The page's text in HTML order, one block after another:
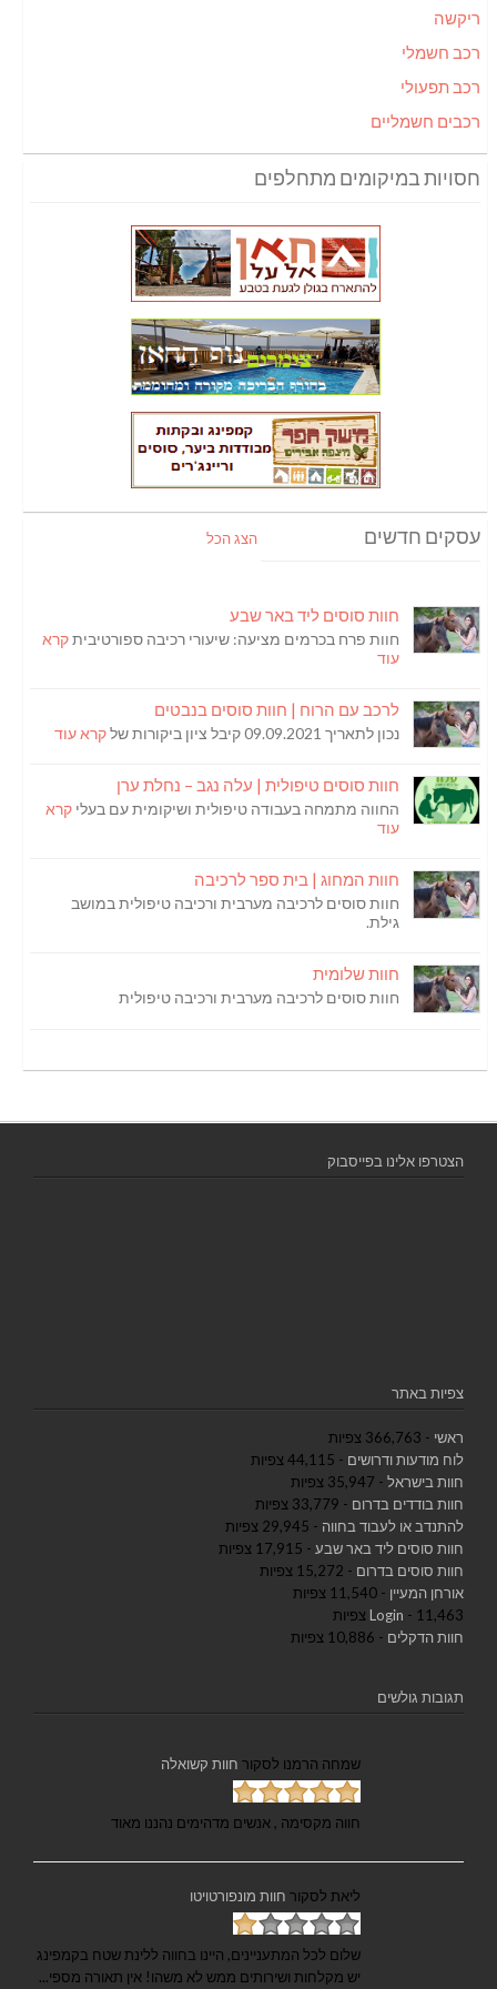
ריקשה
רכב חשמלי
רכב תפעולי
רכבים חשמליים
חסויות במיקומים מתחלפים
עסקים חדשים הצג הכל
חוות סוסים ליד באר שבע
חוות פרח בכרמים מציעה: שיעורי רכיבה ספורטיביתקרא
עוד
לרכב עם הרוח | חוות סוסים בנבטים
נכון לתאריך 09.09.2021 קיבל ציון ביקורות של קרא עוד
חוות סוסים טיפולית | עלה נגב – נחלת ערן
החווה מתמחה בעבודה טיפולית ושיקומית עם בעלי קרא
עוד
חוות המחוג | בית ספר לרכיבה
חוות סוסים לרכיבה מערבית ורכיבה טיפולית במושב
גילת.
חוות שלומית
חוות סוסים לרכיבה מערבית ורכיבה טיפולית
הצטרפו אלינו בפייסבוק
צפיות באתר
ראשי - 366,763 צפיות
לוח מודעות ודרושים - 44,115 צפיות
חוות בישראל - 35,947 צפיות
חוות בודדים בדרום - 33,779 צפיות
להתנדב או לעבוד בחווה - 29,945 צפיות
חוות סוסים ליד באר שבע - 17,915 צפיות
חוות סוסים בדרום - 15,272 צפיות
אורחן המעיין - 11,540 צפיות
Login - 11,463 צפיות
חוות הדקלים - 10,886 צפיות
תגובות גולשים
שמחה הרמנו לסקור חוות קשואלה
חווה מקסימה , אנשים מדהימים נהננו מאוד
ליאת לסקור חוות מונפורטויטו
שלום לכל המתעניינים, היינו בחווה ללינת שטח בקמפינג
יש מקלחות ושירותים ממש לא משהו! אין תאורה מספי...